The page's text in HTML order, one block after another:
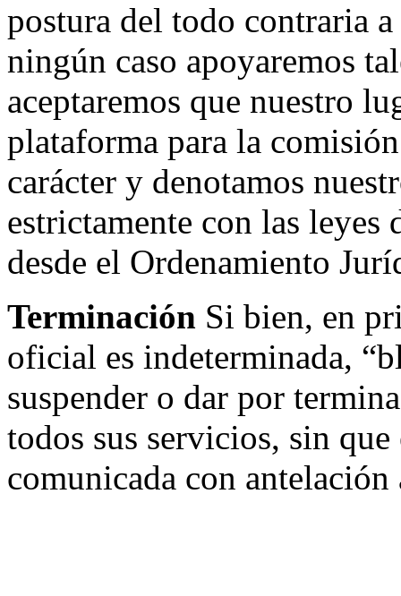
postura del todo contraria
ningún caso apoyaremos
aceptaremos que nuestro
plataforma para la
carácter y denotamos
estrictamente con las leyes
desde el Ordenamiento
Terminación Si bien, en
oficial es indeterminada,
suspender o dar por
todos sus servicios, sin que
comunicada con